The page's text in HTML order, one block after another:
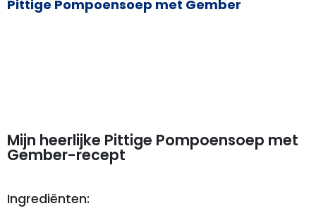
Pittige Pompoensoep met Gember
Mijn heerlijke Pittige Pompoensoep met
Gember-recept
Ingrediënten: